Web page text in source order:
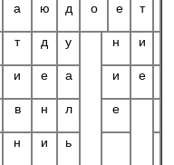
а ю д о е т
т д у н и
и е а и е
в н л е
н и ь